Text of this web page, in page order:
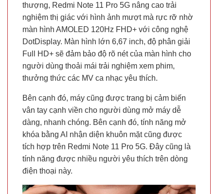
thượng, Redmi Note 11 Pro 5G nâng cao trải
nghiệm thị giác với hình ảnh mượt mà rực rỡ nhờ
màn hình AMOLED 120Hz FHD+ với công nghệ
DotDisplay. Màn hình lớn 6,67 inch, độ phân giải
Full HD+ sẽ đảm bảo độ rõ nét của màn hình cho
người dùng thoải mái trải nghiệm xem phim,
thưởng thức các MV ca nhạc yêu thích.
Bên cạnh đó, máy cũng được trang bị cảm biến
vân tay cạnh viền cho người dùng mở máy dễ
dàng, nhanh chóng. Bên cạnh đó, tính năng mở
khóa bằng AI nhận diện khuôn mặt cũng được
tích hợp trên Redmi Note 11 Pro 5G. Đây cũng là
tính năng được nhiều người yêu thích trên dòng
điện thoại này.